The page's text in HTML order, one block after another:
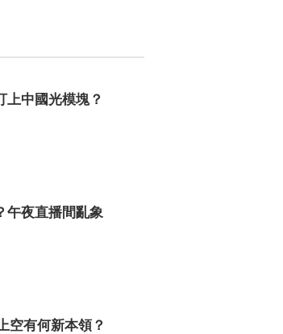
上中國光模塊？
午夜直播間亂象
空有何新本領？